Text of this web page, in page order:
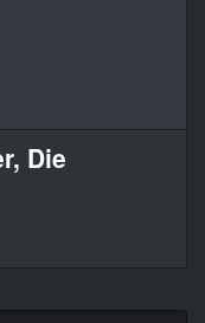
Die